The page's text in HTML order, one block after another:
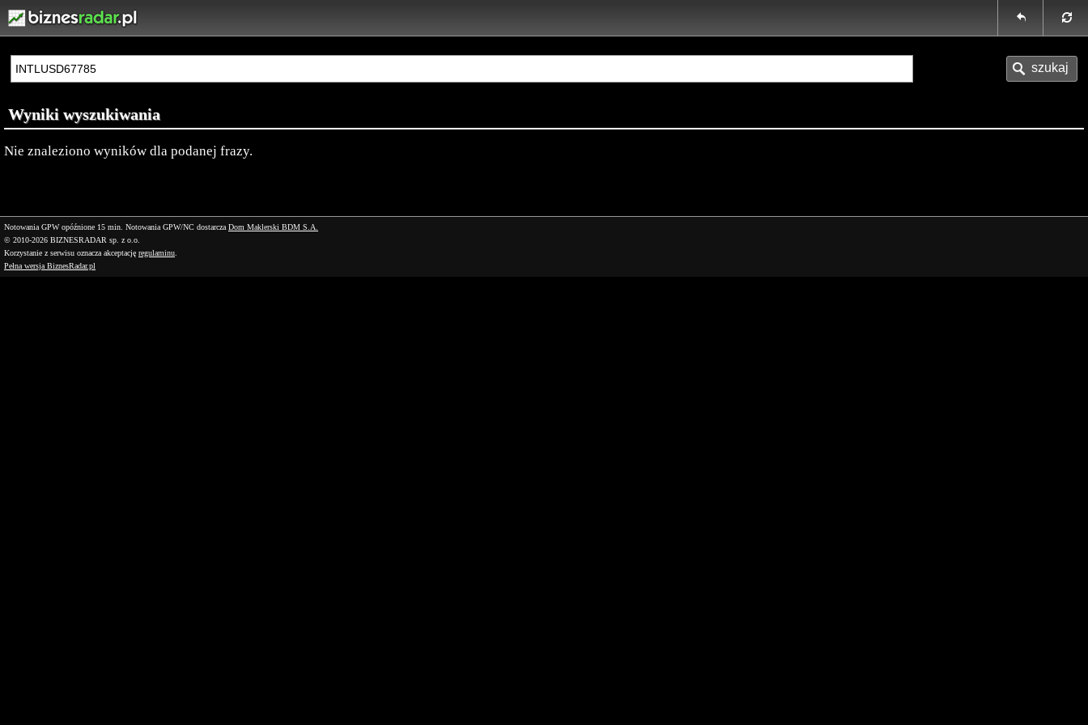
Wyniki wyszukiwania
Nie znaleziono wyników dla podanej frazy.
Notowania GPW opóźnione 15 min. Notowania GPW/NC dostarcza Dom Maklerski BDM S.A.
© 2010-2026 BIZNESRADAR sp. z o.o.
Korzystanie z serwisu oznacza akceptację regulaminu
Pełna wersja BiznesRadar.pl